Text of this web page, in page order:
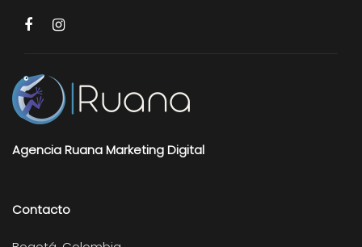
Agencia Ruana Marketing Digital
Contacto